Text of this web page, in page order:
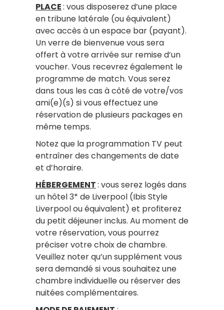
PLACE: vous disposerez d’une place
en tribune latérale (ou équivalent)
avec accès à un espace bar (payant).
Un verre de bienvenue vous sera
offert à votre arrivée sur remise d’un
voucher. Vous recevrez également le
programme de match. Vous serez
dans tous les cas à côté de votre/vos
ami(e)(s) si vous effectuez une
réservation de plusieurs packages en
même temps.
Notez que la programmation TV peut
entraîner des changements de date
et d’horaire.
HÉBERGEMENT: vous serez logés dans
un hôtel 3* de Liverpool (Ibis Style
Liverpool ou équivalent) et profiterez
du petit déjeuner inclus. Au moment de
votre réservation, vous pourrez
préciser votre choix de chambre.
Veuillez noter qu’un supplément vous
sera demandé si vous souhaitez une
chambre individuelle ou réserver des
nuitées complémentaires.